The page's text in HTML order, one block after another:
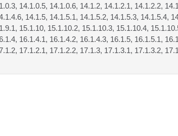
14.1.0.5, 14.1.0.6, 14.1.2, 14.1.2.1, 14.1.2.2,
14.1.5, 14.1.5.1, 14.1.5.2, 14.1.5.3, 14.1.5.4,
15.1.10, 15.1.10.2, 15.1.10.3, 15.1.10.4,
16.1.4.1, 16.1.4.2, 16.1.4.3, 16.1.5, 16.1.5.1,
17.1.2.1, 17.1.2.2, 17.1.3, 17.1.3.1, 17.1.3.2,